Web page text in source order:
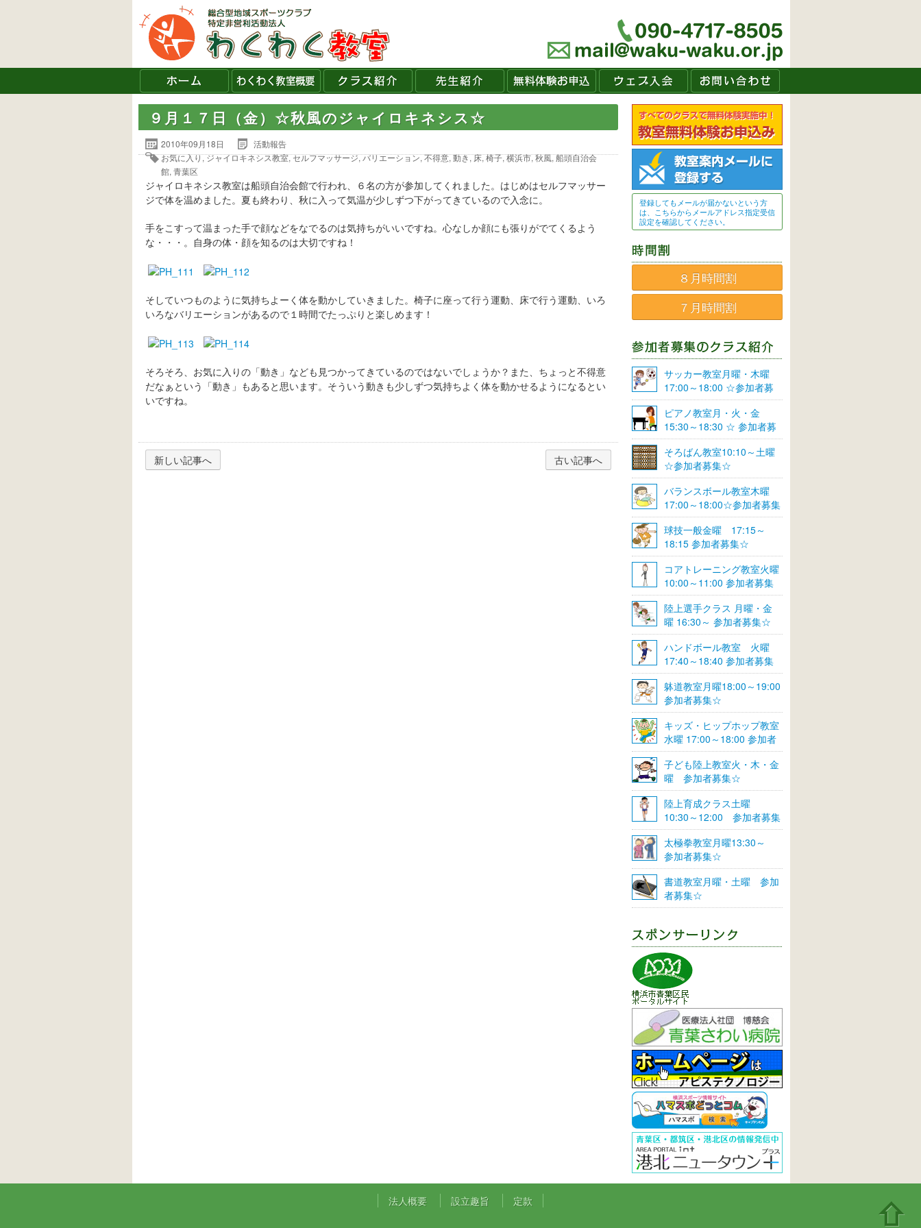
９月１７日（金）☆秋風のジャイロキネシス☆
2010年09月18日
活動報告
お気に入り,ジャイロキネシス教室,セルフマッサージ,バリエーション,不得意,動き,床,椅子,横浜市,秋風,船頭自治会
館, 青葉区
ジャイロキネシス教室は船頭自治会館で行われ、６名の方が参加してくれました。はじめはセルフマッサー
ジで体を温めました。夏も終わり、秋に入って気温が少しずつ下がってきているので入念に。
手をこすって温まった手で顔などをなでるのは気持ちがいいですね。心なしか顔にも張りがでてくるよう
な・・・。自身の体・顔を知るのは大切ですね！
そしていつものように気持ちよーく体を動かしていきました。椅子に座って行う運動、床で行う運動、いろ
いろなバリエーションがあるので１時間でたっぷりと楽しめます！
そろそろ、お気に入りの「動き」なども見つかってきているのではないでしょうか？また、ちょっと不得意
だなぁという「動き」もあると思います。そういう動きも少しずつ気持ちよく体を動かせるようになるとい
いですね。
新しい記事へ 古い記事へ
登録してもメールが届かないという方
は、こちらからメールアドレス指定受信
設定を確認してください。
８月時間割
７月時間割
サッカー教室月曜・木曜
17:00～18:00 ☆参加者募
集☆
ピアノ教室月・火・金
15:30～18:30 ☆ 参加者募
集☆
そろばん教室10:10～土曜
☆参加者募集☆
バランスボール教室木曜
17:00～18:00☆参加者募集
☆
球技一般金曜 17:15～
18:15 参加者募集☆
コアトレーニング教室火曜
10:00～11:00 参加者募集
陸上選手クラス 月曜・金
曜 16:30～ 参加者募集☆
ハンドボール教室 火曜
17:40～18:40 参加者募集
☆
躰道教室月曜18:00～19:00
参加者募集☆
キッズ・ヒップホップ教室
水曜 17:00～18:00 参加者
募集☆
子ども陸上教室火・木・金
曜 参加者募集☆
陸上育成クラス土曜
10:30～12:00 参加者募集
☆
太極拳教室月曜13:30～
参加者募集☆
書道教室月曜・土曜 参加
者募集☆
法人概要 設立趣旨 定款